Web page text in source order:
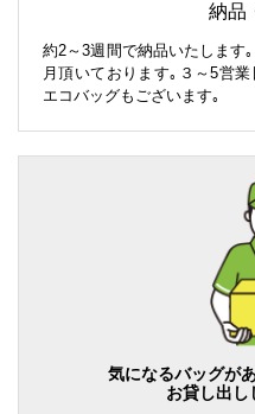
納品
約2～3週間で納品いたします
月頂いております｡３～5営
エコバッグもございます｡
気になるバッグが
お貸し出し